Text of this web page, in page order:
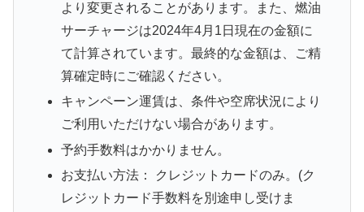
より変更されることがあります。また、燃油
サーチャージは2024年4月1日現在の金額に
て計算されています。最終的な金額は、ご精
算確定時にご確認ください。
キャンペーン運賃は、条件や空席状況により
ご利用いただけない場合があります。
予約手数料はかかりません。
お支払い方法： クレジットカードのみ。(ク
レジットカード手数料を別途申し受けま